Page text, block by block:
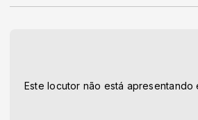
Este locutor não está apresentando